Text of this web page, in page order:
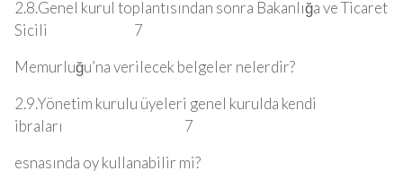
2.8.Genel kurul toplantısından sonra Bakanlığa ve Ticaret
Sicili 7
Memurluğu’na verilecek belgeler nelerdir?
2.9.Yönetim kurulu üyeleri genel kurulda kendi
ibraları 7
esnasında oy kullanabilir mi?